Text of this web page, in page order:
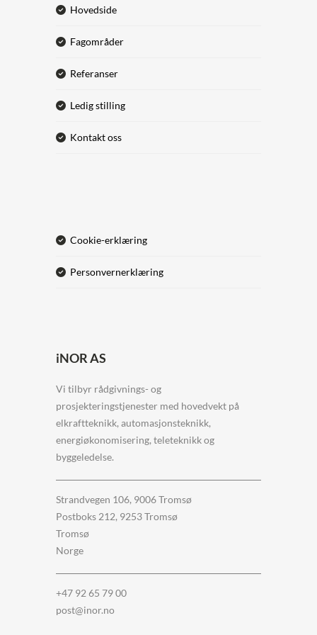
hovedside
fagområder
referanser
ledig stilling
kontakt oss
cookie-erklæring
personvernerklæring
iNOR AS
Vi tilbyr rådgivnings- og
prosjekteringstjenester med hovedvekt på
elkraftteknikk, automasjonsteknikk,
energiøkonomisering, teleteknikk og
byggeledelse.
Strandvegen 106, 9006 Tromsø
Postboks 212, 9253 Tromsø
Tromsø
Norge
+47 92 65 79 00
post@inor.no